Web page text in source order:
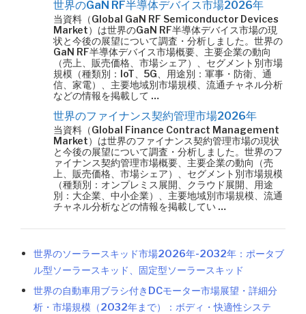
世界のGaN RF半導体デバイス市場2026年
当資料（Global GaN RF Semiconductor Devices
Market）は世界のGaN RF半導体デバイス市場の現
状と今後の展望について調査・分析しました。世界の
GaN RF半導体デバイス市場概要、主要企業の動向
（売上、販売価格、市場シェア）、セグメント別市場
規模（種類別：IoT、5G、用途別：軍事・防衛、通
信、家電）、主要地域別市場規模、流通チャネル分析
などの情報を掲載して …
世界のファイナンス契約管理市場2026年
当資料（Global Finance Contract Management
Market）は世界のファイナンス契約管理市場の現状
と今後の展望について調査・分析しました。世界のフ
ァイナンス契約管理市場概要、主要企業の動向（売
上、販売価格、市場シェア）、セグメント別市場規模
（種類別：オンプレミス展開、クラウド展開、用途
別：大企業、中小企業）、主要地域別市場規模、流通
チャネル分析などの情報を掲載してい …
世界のソーラースキッド市場2026年-2032年：ポータブ
ル型ソーラースキッド、固定型ソーラースキッド
世界の自動車用ブラシ付きDCモーター市場展望・詳細分
析・市場規模（2032年まで）：ボディ・快適性システ